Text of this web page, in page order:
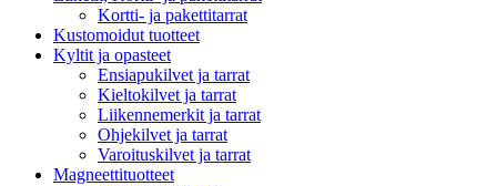
Kortti- ja pakettitarrat
Kustomoidut tuotteet
Kyltit ja opasteet
Ensiapukilvet ja tarrat
Kieltokilvet ja tarrat
Liikennemerkit ja tarrat
Ohjekilvet ja tarrat
Varoituskilvet ja tarrat
Magneettituotteet